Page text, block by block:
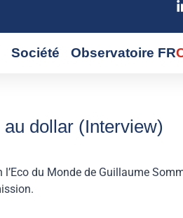
Société Observatoire FR
au dollar (Interview)
du Monde de Guillaume